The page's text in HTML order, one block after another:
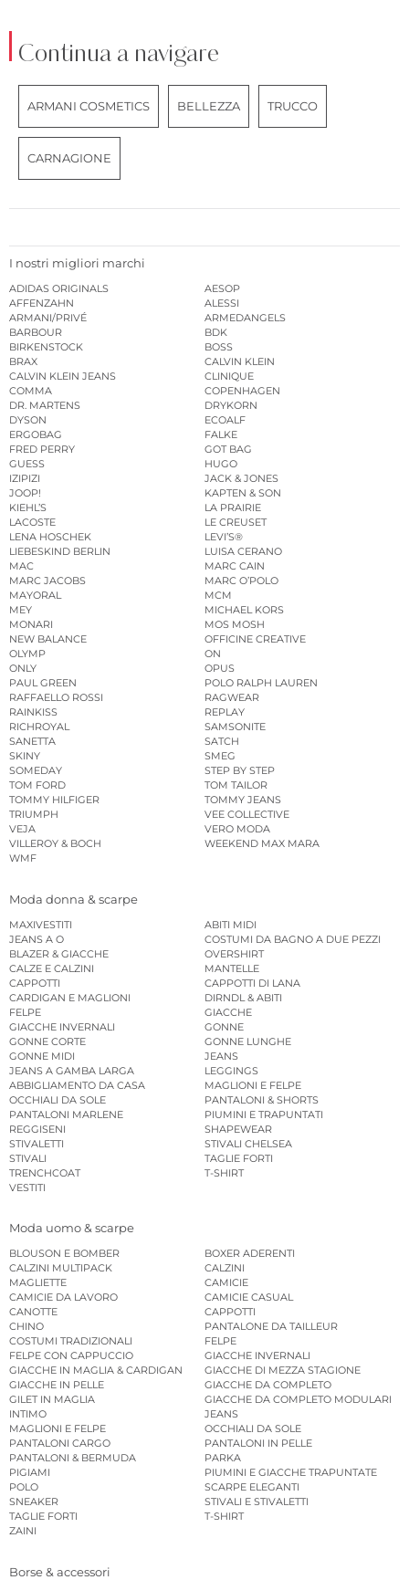
Continua a navigare
ARMANI COSMETICS BELLEZZA TRUCCO
CARNAGIONE
I nostri migliori marchi
ADIDAS ORIGINALS
AESOP
AFFENZAHN
ALESSI
ARMANI/PRIVÉ
ARMEDANGELS
BARBOUR
BDK
BIRKENSTOCK
BOSS
BRAX
CALVIN KLEIN
CALVIN KLEIN JEANS
CLINIQUE
COMMA
COPENHAGEN
DR. MARTENS
DRYKORN
DYSON
ECOALF
ERGOBAG
FALKE
FRED PERRY
GOT BAG
GUESS
HUGO
IZIPIZI
JACK & JONES
JOOP!
KAPTEN & SON
KIEHL’S
LA PRAIRIE
LACOSTE
LE CREUSET
LENA HOSCHEK
LEVI’S®
LIEBESKIND BERLIN
LUISA CERANO
MAC
MARC CAIN
MARC JACOBS
MARC O’POLO
MAYORAL
MCM
MEY
MICHAEL KORS
MONARI
MOS MOSH
NEW BALANCE
OFFICINE CREATIVE
OLYMP
ON
ONLY
OPUS
PAUL GREEN
POLO RALPH LAUREN
RAFFAELLO ROSSI
RAGWEAR
RAINKISS
REPLAY
RICHROYAL
SAMSONITE
SANETTA
SATCH
SKINY
SMEG
SOMEDAY
STEP BY STEP
TOM FORD
TOM TAILOR
TOMMY HILFIGER
TOMMY JEANS
TRIUMPH
VEE COLLECTIVE
VEJA
VERO MODA
VILLEROY & BOCH
WEEKEND MAX MARA
WMF
Moda donna & scarpe
MAXIVESTITI
ABITI MIDI
JEANS A O
COSTUMI DA BAGNO A DUE PEZZI
BLAZER & GIACCHE
OVERSHIRT
CALZE E CALZINI
MANTELLE
CAPPOTTI
CAPPOTTI DI LANA
CARDIGAN E MAGLIONI
DIRNDL & ABITI
FELPE
GIACCHE
GIACCHE INVERNALI
GONNE
GONNE CORTE
GONNE LUNGHE
GONNE MIDI
JEANS
JEANS A GAMBA LARGA
LEGGINGS
ABBIGLIAMENTO DA CASA
MAGLIONI E FELPE
OCCHIALI DA SOLE
PANTALONI & SHORTS
PANTALONI MARLENE
PIUMINI E TRAPUNTATI
REGGISENI
SHAPEWEAR
STIVALETTI
STIVALI CHELSEA
STIVALI
TAGLIE FORTI
TRENCHCOAT
T-SHIRT
VESTITI
Moda uomo & scarpe
BLOUSON E BOMBER
BOXER ADERENTI
CALZINI MULTIPACK
CALZINI
MAGLIETTE
CAMICIE
CAMICIE DA LAVORO
CAMICIE CASUAL
CANOTTE
CAPPOTTI
CHINO
PANTALONE DA TAILLEUR
COSTUMI TRADIZIONALI
FELPE
FELPE CON CAPPUCCIO
GIACCHE INVERNALI
GIACCHE IN MAGLIA & CARDIGAN
GIACCHE DI MEZZA STAGIONE
GIACCHE IN PELLE
GIACCHE DA COMPLETO
GILET IN MAGLIA
GIACCHE DA COMPLETO MODULARI
INTIMO
JEANS
MAGLIONI E FELPE
OCCHIALI DA SOLE
PANTALONI CARGO
PANTALONI IN PELLE
PANTALONI & BERMUDA
PARKA
PIGIAMI
PIUMINI E GIACCHE TRAPUNTATE
POLO
SCARPE ELEGANTI
SNEAKER
STIVALI E STIVALETTI
TAGLIE FORTI
T-SHIRT
ZAINI
Borse & accessori